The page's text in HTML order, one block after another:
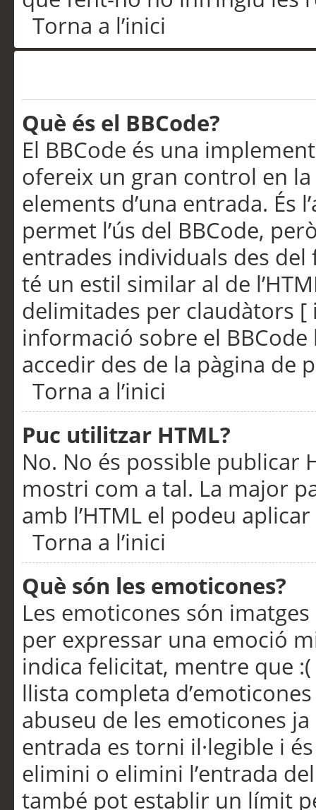
Torna a l’inici
Què és el BBCode?
El BBCode és una
ofereix un gran control en
elements d’una entrada. És
permet l’ús del BBCode,
entrades individuals des
té un estil similar al de
delimitades per claudàtors [
informació sobre el
accedir des de la pàgina de
Torna a l’inici
Puc utilitzar HTML?
No. No és possible publicar
mostri com a tal. La major
amb l’HTML el podeu
Torna a l’inici
Què són les emoticones?
Les emoticones són
per expressar una emoció
indica felicitat, mentre que
llista completa
abuseu de les emoticones
entrada es torni il·legible i
elimini o elimini l’entrada
també pot establir un límit